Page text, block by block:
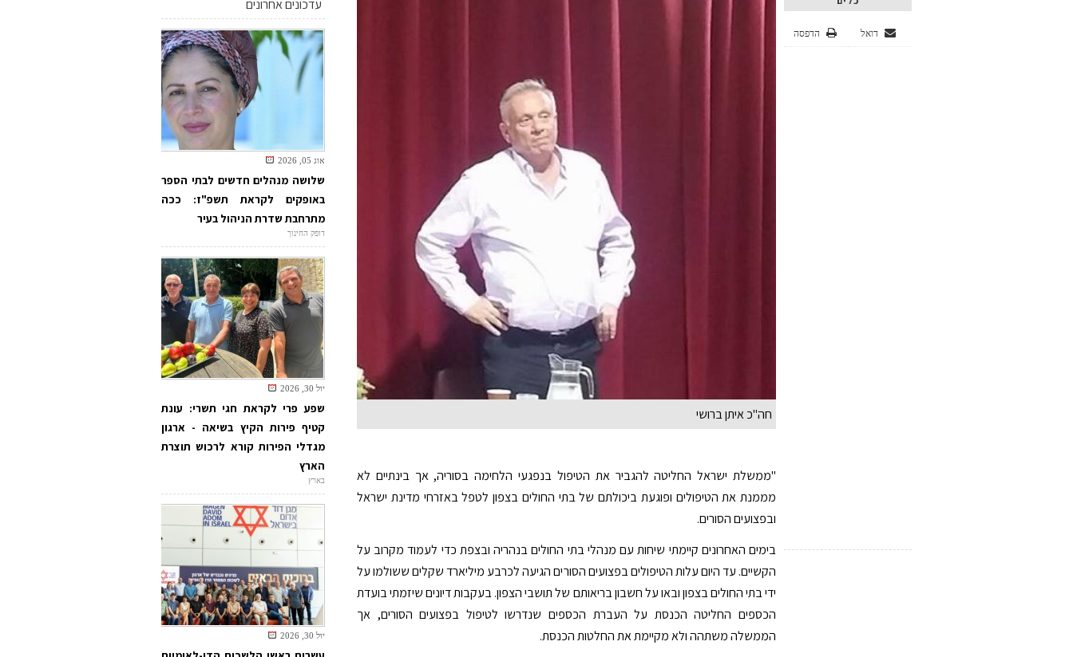
הדפסה דואל
חה"כ איתן ברושי
"ממשלת ישראל החליטה להגביר את הטיפול בנפגעי הלחימה בסוריה, אך בינתיים לא
מממנת את הטיפולים ופוגעת ביכולתם של בתי החולים בצפון לטפל באזרחי מדינת ישראל
ובפצועים הסורים.
בימים האחרונים קיימתי שיחות עם מנהלי בתי החולים בנהריה ובצפת כדי לעמוד מקרוב על
הקשיים. עד היום עלות הטיפולים בפצועים הסורים הגיעה לכרבע מיליארד שקלים ששולמו על
ידי בתי החולים בצפון ובאו על חשבון בריאותם של תושבי הצפון. בעקבות דיונים שיזמתי בועדת
הכספים החליטה הכנסת על העברת הכספים שנדרשו לטיפול בפצועים הסורים, אך
הממשלה משתהה ולא מקיימת את החלטות הכנסת.
עדכונים אחרונים
אוג 05, 2026
שלושה מנהלים חדשים לבתי הספר
באופקים לקראת תשפ"ז: ככה
מתרחבת שדרת הניהול בעיר
דופק החינוך
יול 30, 2026
שפע פרי לקראת חגי תשרי: עונת
קטיף פירות הקיץ בשיאה - ארגון
מגדלי הפירות קורא לרכוש תוצרת
הארץ
בארץ
יול 30, 2026